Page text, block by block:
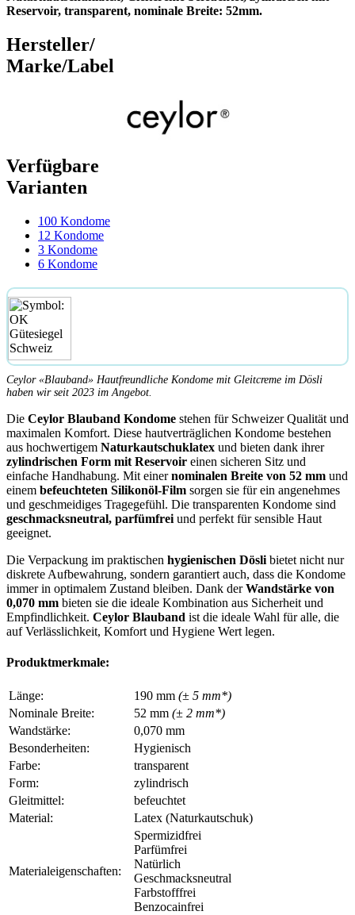
Reservoir, transparent, nominale Breite: 52mm.
Hersteller/
Marke/Label
Verfügbare
Varianten
100 Kondome
12 Kondome
3 Kondome
6 Kondome
Ceylor «Blauband» Hautfreundliche Kondome mit Gleitcreme im Dösli
haben wir seit 2023 im Angebot.
Die Ceylor Blauband Kondome stehen für Schweizer Qualität und
maximalen Komfort. Diese hautverträglichen Kondome bestehen
aus hochwertigem Naturkautschuklatex und bieten dank ihrer
zylindrischen Form mit Reservoir einen sicheren Sitz und
einfache Handhabung. Mit einernominalen Breite von 52 mm und
einem befeuchteten Silikonöl-Film sorgen sie für ein angenehmes
und geschmeidiges Tragegefühl. Die transparenten Kondome sind
geschmacksneutral, parfümfrei und perfekt für sensible Haut
geeignet.
Die Verpackung im praktischen hygienischen Dösli bietet nicht nur
diskrete Aufbewahrung, sondern garantiert auch, dass die Kondome
immer in optimalem Zustand bleiben. Dank derWandstärke von
0,070 mm bieten sie die ideale Kombination aus Sicherheit und
Empfindlichkeit. Ceylor Blauband ist die ideale Wahl für alle, die
auf Verlässlichkeit, Komfort und Hygiene Wert legen.
Produktmerkmale:
Länge: 190 mm (± 5 mm*)
Nominale Breite:
52 mm (± 2 mm*)
Wandstärke:
0,070 mm
Besonderheiten:
Hygienisch
Farbe:
transparent
Form:
zylindrisch
Gleitmittel:
befeuchtet
Material:
Latex (Naturkautschuk)
Materialeigenschaften:
Spermizidfrei
Parfümfrei
Natürlich
Geschmacksneutral
Farbstofffrei
Benzocainfrei